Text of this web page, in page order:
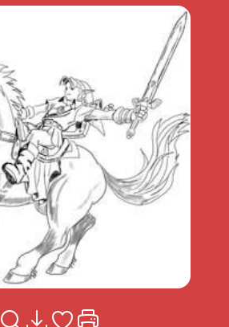
Voir la fiche
Télécharger
Ajouter à mes coups de
Imprimer